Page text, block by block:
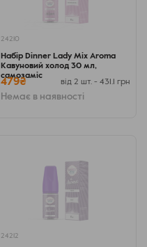
24210
Набір Dinner Lady Mix Aroma
Кавуновий холод 30 мл,
самозаміс
479₴ від 2 шт. - 431.1 грн
Немає в наявності
24212